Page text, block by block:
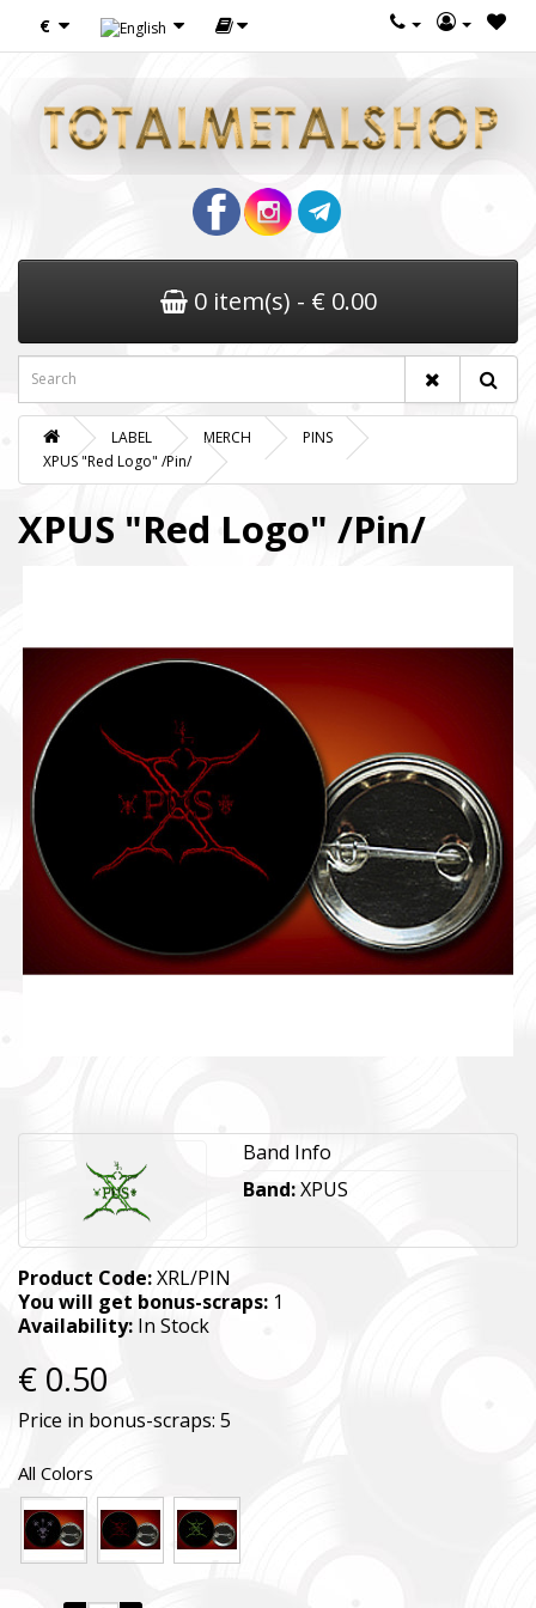
€
0 item(s) - € 0.00
LABEL MERCH
PINS
XPUS "Red Logo" /Pin/
XPUS "Red Logo" /Pin/
Band Info
Band:XPUS
Product Code:XRL/PIN
You will get bonus-scraps: 1
Availability: In Stock
€ 0.50
Price in bonus-scraps: 5
All Colors